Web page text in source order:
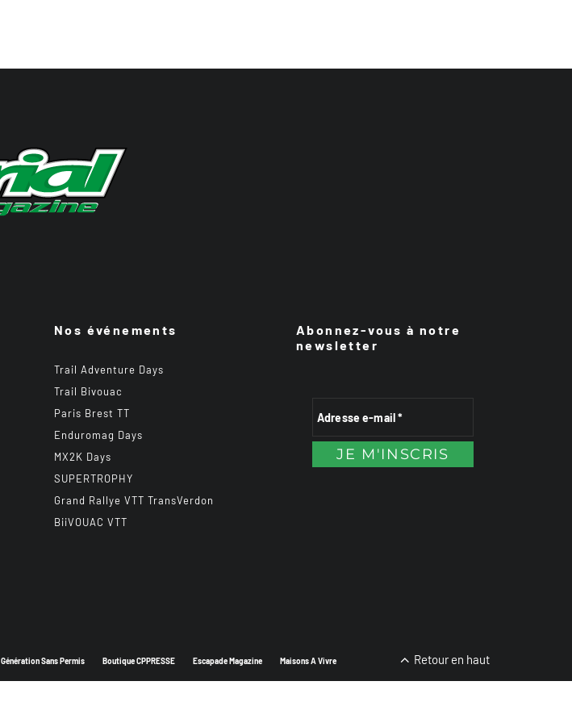
Nos événements
Trail Adventure Days
Trail Bivouac
Paris Brest TT
Enduromag Days
MX2K Days
SUPERTROPHY
Grand Rallye VTT TransVerdon
BiiVOUAC VTT
Abonnez-vous à notre
newsletter
Génération Sans Permis Boutique CPPRESSE Escapade Magazine Maisons A Vivre Retour en haut